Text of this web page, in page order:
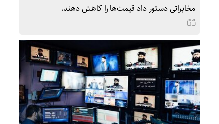
مخابراتی دستور داد قیمت‌ها را کاهش دهند.